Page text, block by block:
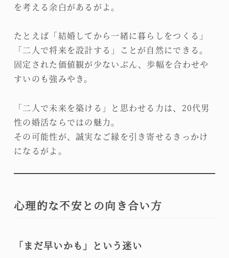
を考える余白があるがよ。
たとえば「結婚してから一緒に暮らしをつくる」
「二人で将来を設計する」ことが自然にできる。
固定された価値観が少ないぶん、歩幅を合わせや
すいのも強みやき。
「二人で未来を築ける」と思わせる力は、20代男
性の婚活ならではの魅力。
その可能性が、誠実なご縁を引き寄せるきっかけ
になるがよ。
心理的な不安との向き合い方
「まだ早いかも」という迷い